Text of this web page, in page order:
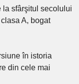
la sfârşitul secolului
A, bogat
în istoria
din cele mai